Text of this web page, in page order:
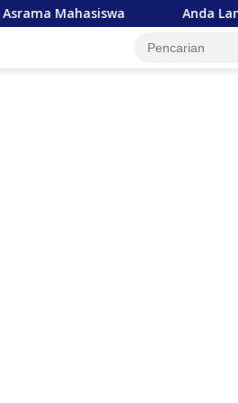
Anda Lancang, Tuan Amran!